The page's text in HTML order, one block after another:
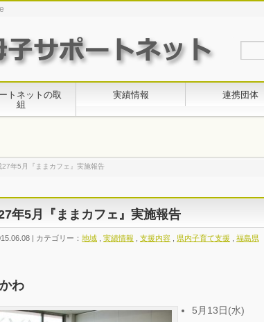
トネットの取
組
実績情報 連携団体
27年5月『ままカフェ』実施報告
年5月『ままカフェ』実施報告
| カテゴリー： 地域 実績情報 支援内容 県内子育て支援 福島県
わ
5月13日(水)